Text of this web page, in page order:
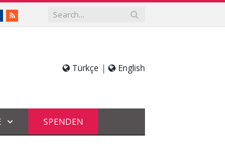
nsuwatchnsuwatch
RSS
Türkçe | English
SPENDEN